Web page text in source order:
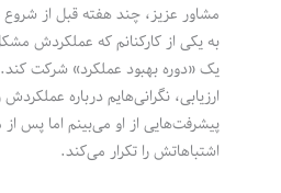
مشاور عزیز، چند هفته قبل از شروع
به یکی از کارکنانم که عملکردش
یک «دوره بهبود عملکرد» شرکت
ارزیابی، نگرانی‌هایم درباره
پیشرفت‌هایی از او می‌بینم اما پس
اشتباهاتش را تکرار می‌کند.